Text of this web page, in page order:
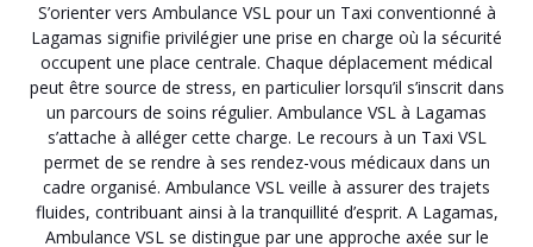
S’orienter vers Ambulance VSL pour un Taxi conventionné à
Lagamas signifie privilégier une prise en charge où la sécurité
occupent une place centrale. Chaque déplacement médical
peut être source de stress, en particulier lorsqu’il s’inscrit dans
un parcours de soins régulier. Ambulance VSL à Lagamas
s’attache à alléger cette charge. Le recours à un Taxi VSL
permet de se rendre à ses rendez-vous médicaux dans un
cadre organisé. Ambulance VSL veille à assurer des trajets
fluides, contribuant ainsi à la tranquillité d’esprit. A Lagamas,
Ambulance VSL se distingue par une approche axée sur le